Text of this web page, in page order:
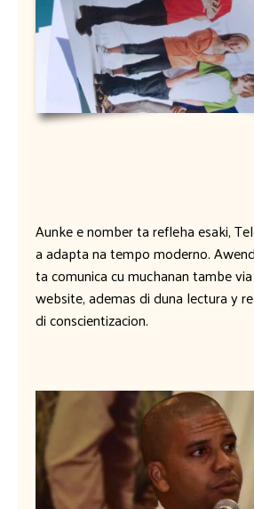
Aunke e nomber ta refleha esaki,
a adapta na tempo moderno.
ta comunica cu muchanan tambe
website, ademas di duna lectura y
di conscientizacion.